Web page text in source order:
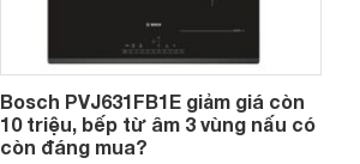
Bosch PVJ631FB1E giảm giá còn
10 triệu, bếp từ âm 3 vùng nấu có
còn đáng mua?